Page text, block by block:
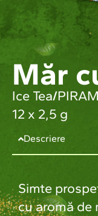
Măr
Ice Tea/
12 x 2,5 g
Descriere
Simte
cu aromă de